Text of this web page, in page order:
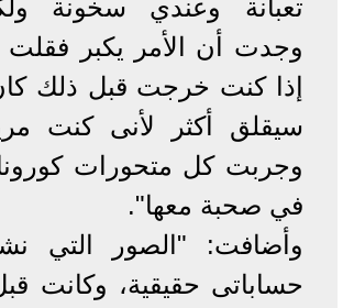
تعبانة وعندي سخونة
وجدت أن الأمر يكبر
إذا كنت خرجت قبل ذلك
سيقلق أكثر لأنى كنت
وجربت كل متحورات
في صحبة معها".
وأضافت: "الصور التي
حساباتى حقيقية، وكانت